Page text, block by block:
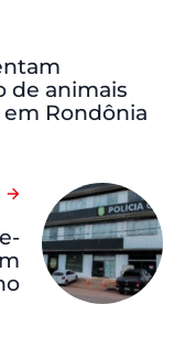
de animais
Rondônia